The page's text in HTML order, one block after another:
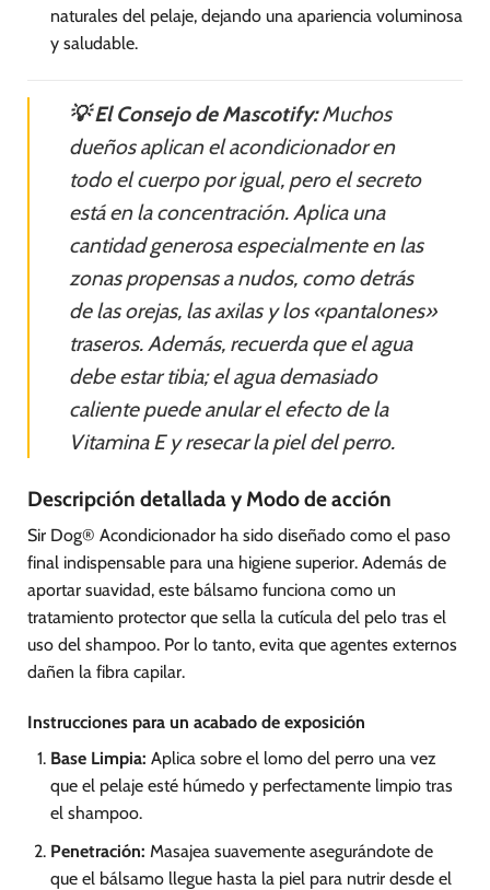
naturales del pelaje, dejando una apariencia voluminosa
y saludable.
💡 El Consejo de Mascotify:Muchos
dueños aplican el acondicionador en
todo el cuerpo por igual, pero el secreto
está en la concentración. Aplica una
cantidad generosa especialmente en las
zonas propensas a nudos, como detrás
de las orejas, las axilas y los «pantalones»
traseros. Además, recuerda que el agua
debe estar tibia; el agua demasiado
caliente puede anular el efecto de la
Vitamina E y resecar la piel del perro.
Descripción detallada y Modo de acción
Sir Dog® Acondicionador ha sido diseñado como el paso
final indispensable para una higiene superior. Además de
aportar suavidad, este bálsamo funciona como un
tratamiento protector que sella la cutícula del pelo tras el
uso del shampoo. Por lo tanto, evita que agentes externos
dañen la fibra capilar.
Instrucciones para un acabado de exposición
Base Limpia: Aplica sobre el lomo del perro una vez
que el pelaje esté húmedo y perfectamente limpio tras
el shampoo.
Penetración: Masajea suavemente asegurándote de
que el bálsamo llegue hasta la piel para nutrir desde el